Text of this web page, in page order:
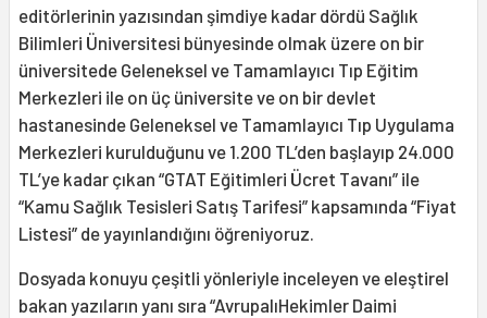
editörlerinin yazısından şimdiye kadar dördü Sağlık
Bilimleri Üniversitesi bünyesinde olmak üzere on bir
üniversitede Geleneksel ve Tamamlayıcı Tıp Eğitim
Merkezleri ile on üç üniversite ve on bir devlet
hastanesinde Geleneksel ve Tamamlayıcı Tıp Uygulama
Merkezleri kurulduğunu ve 1.200 TL’den başlayıp 24.000
TL’ye kadar çıkan “GTAT Eğitimleri Ücret Tavanı” ile
“Kamu Sağlık Tesisleri Satış Tarifesi” kapsamında “Fiyat
Listesi” de yayınlandığını öğreniyoruz.
Dosyada konuyu çeşitli yönleriyle inceleyen ve eleştirel
bakan yazıların yanı sıra “AvrupalıHekimler Daimi